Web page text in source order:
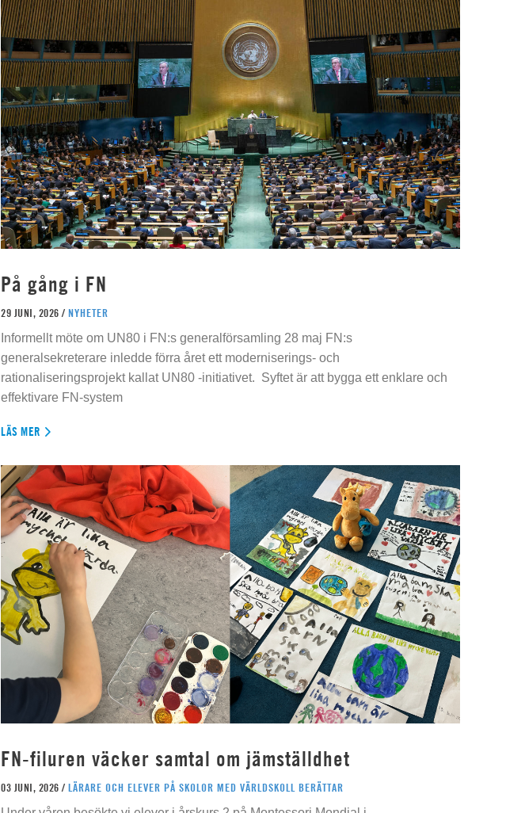
På gång i FN
29 JUNI, 2026 / NYHETER
Informellt möte om UN80 i FN:s generalförsamling 28 maj FN:s
generalsekreterare inledde förra året ett moderniserings- och
rationaliseringsprojekt kallat UN80 -initiativet. Syftet är att bygga ett enklare och
effektivare FN-system
LÄS MER
FN-filuren väcker samtal om jämställdhet
03 JUNI, 2026 / LÄRARE OCH ELEVER PÅ SKOLOR MED VÄRLDSKOLL BERÄTTAR